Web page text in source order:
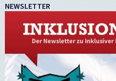
NEWSLETTER